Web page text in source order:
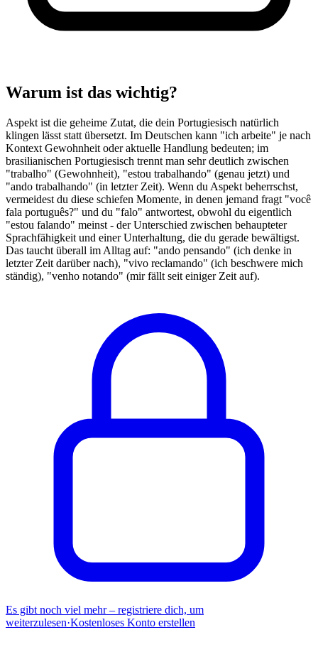
Warum ist das wichtig?
Aspekt ist die geheime Zutat, die dein Portugiesisch natürlich
klingen lässt statt übersetzt. Im Deutschen kann "ich arbeite" je nach
Kontext Gewohnheit oder aktuelle Handlung bedeuten; im
brasilianischen Portugiesisch trennt man sehr deutlich zwischen
"trabalho" (Gewohnheit), "estou trabalhando" (genau jetzt) und
"ando trabalhando" (in letzter Zeit). Wenn du Aspekt beherrschst,
vermeidest du diese schiefen Momente, in denen jemand fragt "você
fala português?" und du "falo" antwortest, obwohl du eigentlich
"estou falando" meinst - der Unterschied zwischen behaupteter
Sprachfähigkeit und einer Unterhaltung, die du gerade bewältigst.
Das taucht überall im Alltag auf: "ando pensando" (ich denke in
letzter Zeit darüber nach), "vivo reclamando" (ich beschwere mich
ständig), "venho notando" (mir fällt seit einiger Zeit auf).
Es gibt noch viel mehr – registriere dich, um
weiterzulesen·Kostenloses Konto erstellen